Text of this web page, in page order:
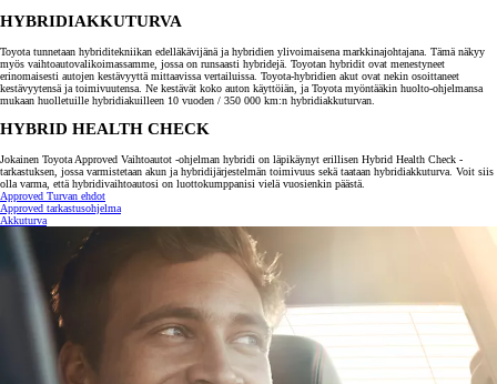
HYBRIDIAKKUTURVA
Toyota tunnetaan hybriditekniikan edelläkävijänä ja hybridien ylivoimaisena markkinajohtajana. Tämä näkyy
myös vaihtoautovalikoimassamme, jossa on runsaasti hybridejä. Toyotan hybridit ovat menestyneet
erinomaisesti autojen kestävyyttä mittaavissa vertailuissa. Toyota-hybridien akut ovat nekin osoittaneet
kestävyytensä ja toimivuutensa. Ne kestävät koko auton käyttöiän, ja Toyota myöntääkin huolto-ohjelmansa
mukaan huolletuille hybridiakuilleen 10 vuoden / 350 000 km:n hybridiakkuturvan.
HYBRID HEALTH CHECK
Jokainen Toyota Approved Vaihtoautot -ohjelman hybridi on läpikäynyt erillisen Hybrid Health Check -
tarkastuksen, jossa varmistetaan akun ja hybridijärjestelmän toimivuus sekä taataan hybridiakkuturva. Voit siis
olla varma, että hybridivaihtoautosi on luottokumppanisi vielä vuosienkin päästä.
Approved Turvan ehdot
Approved tarkastusohjelma
Akkuturva